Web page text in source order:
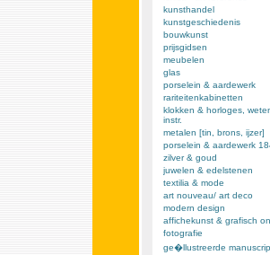
kunsthandel
kunstgeschiedenis
bouwkunst
prijsgidsen
meubelen
glas
porselein & aardewerk
rariteitenkabinetten
klokken & horloges,
instr.
metalen [tin, brons, ijzer]
porselein & aardewerk
zilver & goud
juwelen & edelstenen
textilia & mode
art nouveau/ art deco
modern design
affichekunst & grafisch
fotografie
ge�llustreerde